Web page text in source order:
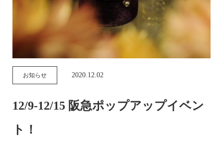
お知らせ 2020.12.02
12/9-12/15 阪急ポップアップイベン
ト！